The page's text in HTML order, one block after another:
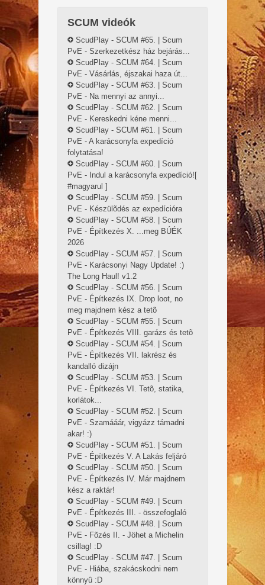
SCUM videók
ScudPlay - SCUM #65. | Scum
PvE - Szerkezetkész ház bejárás...
ScudPlay - SCUM #64. | Scum
PvE - Vásárlás, éjszakai haza út...
ScudPlay - SCUM #63. | Scum
PvE - Na mennyi az annyi...
ScudPlay - SCUM #62. | Scum
PvE - Kereskedni kéne menni...
ScudPlay - SCUM #61. | Scum
PvE - A karácsonyfa expedíció
folytatása!
ScudPlay - SCUM #60. | Scum
PvE - Indul a karácsonyfa expedíció![
#magyarul ]
ScudPlay - SCUM #59. | Scum
PvE - Készülõdés az expedícióra
ScudPlay - SCUM #58. | Scum
PvE - Építkezés X. ...meg BÚÉK
2026
ScudPlay - SCUM #57. | Scum
PvE - Karácsonyi Nagy Update! :)
The Long Haul! v1.2
ScudPlay - SCUM #56. | Scum
PvE - Építkezés IX. Drop loot, no
meg majdnem kész a tetõ
ScudPlay - SCUM #55. | Scum
PvE - Építkezés VIII. garázs és tetõ
ScudPlay - SCUM #54. | Scum
PvE - Építkezés VII. lakrész és
kandalló dizájn
ScudPlay - SCUM #53. | Scum
PvE - Építkezés VI. Tetõ, statika,
korlátok...
ScudPlay - SCUM #52. | Scum
PvE - Szamááár, vigyázz támadni
akar! :)
ScudPlay - SCUM #51. | Scum
PvE - Építkezés V. A Lakás feljáró
ScudPlay - SCUM #50. | Scum
PvE - Építkezés IV. Már majdnem
kész a raktár!
ScudPlay - SCUM #49. | Scum
PvE - Építkezés III. - összefoglaló
ScudPlay - SCUM #48. | Scum
PvE - Fõzés II. - Jöhet a Michelin
csillag! :D
ScudPlay - SCUM #47. | Scum
PvE - Hiába, szakácskodni nem
könnyû :D